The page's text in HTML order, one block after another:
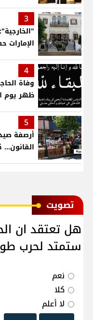
3
الإمارات
4
وفاة
ظهر يوم الاحد
5
أرصفة
ﺗﺼﻮﻳﺖ
هل تعتقد ان
ستمتد لحرب
نعم
كلا
لا أعلم